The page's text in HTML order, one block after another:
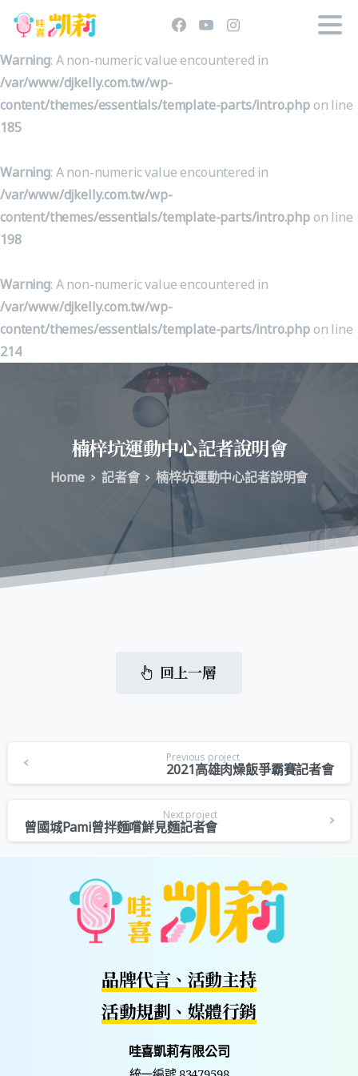
Warning: A non-numeric value encountered in
/var/www/djkelly.com.tw/wp-
content/themes/essentials/template-parts/intro.php on line
185
Warning: A non-numeric value encountered in
/var/www/djkelly.com.tw/wp-
content/themes/essentials/template-parts/intro.php on line
198
Warning: A non-numeric value encountered in
/var/www/djkelly.com.tw/wp-
content/themes/essentials/template-parts/intro.php on line
214
楠梓坑運動中心記者說明會
Home 記者會 楠梓坑運動中心記者說明會
回上一層
Previous project
2021高雄肉燥飯爭霸賽記者會
Next project
曾國城Pami曾拌麵嚐鮮見麵記者會
品牌代言、活動主持
活動規劃、媒體行銷
哇喜凱莉有限公司